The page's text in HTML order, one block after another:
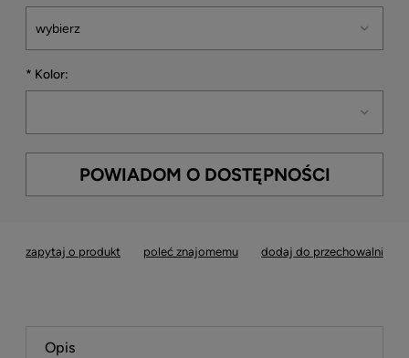
* Kolor:
POWIADOM O DOSTĘPNOŚCI
zapytaj o produkt poleć znajomemu dodaj do przechowalni
Opis